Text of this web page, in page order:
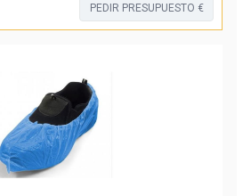
PEDIR PRESUPUESTO €